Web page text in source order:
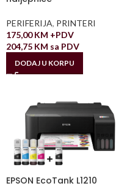
PERIFERIJA, PRINTERI
175,00KM +PDV
204,75 KM sa PDV
DODAJ U KORPU
EPSON EcoTank L1210